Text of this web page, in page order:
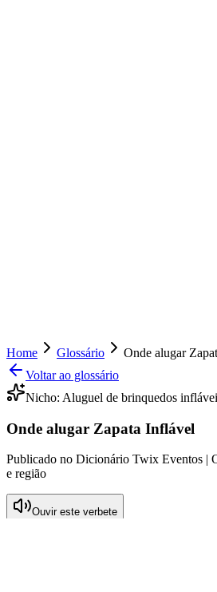
Home Glossário
Onde alugar
Voltar ao glossário
Nicho: Aluguel de brinquedos
Onde alugar Zapata Inflável
Publicado no Dicionário Twix Eventos |
e região
Ouvir este verbete